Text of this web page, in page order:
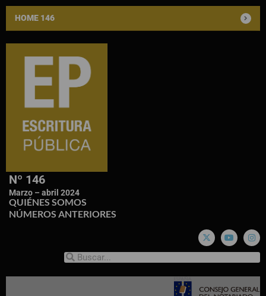
HOME 146
Nº 146
Marzo – abril 2024
QUIÉNES SOMOS
NÚMEROS ANTERIORES